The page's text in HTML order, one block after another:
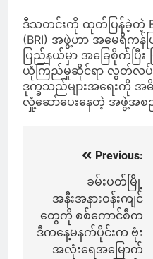
ဒီသတင်းကို ထုတ်ပြန်ခဲ့တဲ့
(BRI) အဖွဲ့ဟာ အမေရိကန်
ပြည်နယ်မှာ အခြေစိုက်ပြီ
ယုံကြည်မှုဆိုင်ရာ လွတ်လပ်
ဒုက္ခသည်များအရေးကို
လှုံ့ဆော်ပေးနေတဲ့ အဖွဲ့အစ
navigation
Previous:
ခမ်းပတ်မြို့
အနီးအနားဝန်းကျင်
တွေကို စစ်ကောင်စီက
ဒီကနေ့မနက်ပိုင်းက ဗုံး
အလုံးရေအမြောက်